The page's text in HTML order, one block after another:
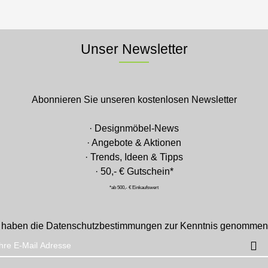
Unser Newsletter
Abonnieren Sie unseren kostenlosen Newsletter
· Designmöbel-News
· Angebote & Aktionen
· Trends, Ideen & Tipps
· 50,- € Gutschein*
*ab 500,- € Einkaufswert
die Datenschutzbestimmungen zur Kenntnis